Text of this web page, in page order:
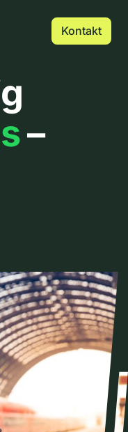
Kontakt
–